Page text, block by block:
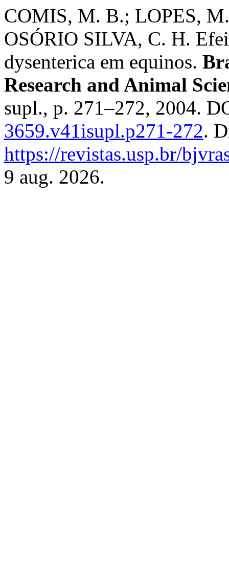
COMIS, M. B.; LOPES,
OSÓRIO SILVA, C. H.
dysenterica em equinos.
Research and Animal
supl., p. 271–272, 2004.
3659.v41isupl.p271-272.
https://revistas.usp.br/
9 aug. 2026.